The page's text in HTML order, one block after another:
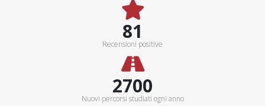
90%
Recensioni positive
3000Km
Nuovi percorsi studiati ogni anno